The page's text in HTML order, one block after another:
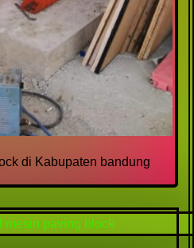
di Kabupaten bandung